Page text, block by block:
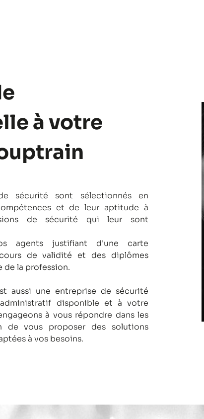
à votre
sécurité sont sélectionnés en
et de leur aptitude à
de sécurité qui leur sont
agents justifiant d'une carte
de validité et des diplômes
de la profession.
aussi une entreprise de sécurité
disponible et à votre
à vous répondre dans les
de vous proposer des solutions
à vos besoins.